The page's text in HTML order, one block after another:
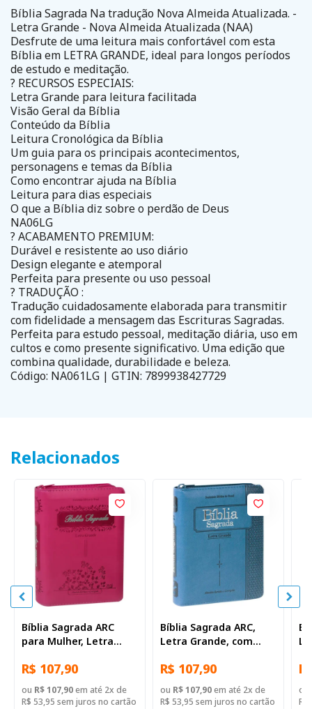
Bíblia Sagrada Na tradução Nova Almeida Atualizada. -
Letra Grande - Nova Almeida Atualizada (NAA)
Desfrute de uma leitura mais confortável com esta
Bíblia em LETRA GRANDE, ideal para longos períodos
de estudo e meditação.
? RECURSOS ESPECIAIS:
Letra Grande para leitura facilitada
Visão Geral da Bíblia
Conteúdo da Bíblia
Leitura Cronológica da Bíblia
Um guia para os principais acontecimentos,
personagens e temas da Bíblia
Como encontrar ajuda na Bíblia
Leitura para dias especiais
O que a Bíblia diz sobre o perdão de Deus
NA06LG
? ACABAMENTO PREMIUM:
Durável e resistente ao uso diário
Design elegante e atemporal
Perfeita para presente ou uso pessoal
? TRADUÇÃO :
Tradução cuidadosamente elaborada para transmitir
com fidelidade a mensagem das Escrituras Sagradas.
Perfeita para estudo pessoal, meditação diária, uso em
cultos e como presente significativo. Uma edição que
combina qualidade, durabilidade e beleza.
Código: NA061LG | GTIN: 7899938427729
Relacionados
Bíblia Sagrada ARC
para Mulher, Letra
com zíper, Capa Couro
Sintético Rosa
R$ 107,90
ou R$ 107,90em até 2x de
R$ 53,95 sem juros no cartão
Bíblia Sagrada ARC,
Letra Grande, com
Couro Sintético Azul
R$ 107,90
ou R$ 107,90em até 2x de
R$ 53,95 sem juros no cartão
ou
R$